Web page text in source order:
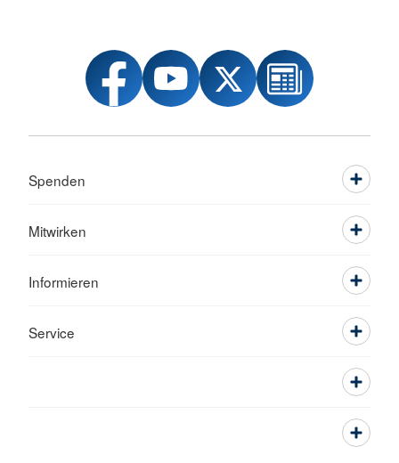
Spenden
Mitwirken
Informieren
Service